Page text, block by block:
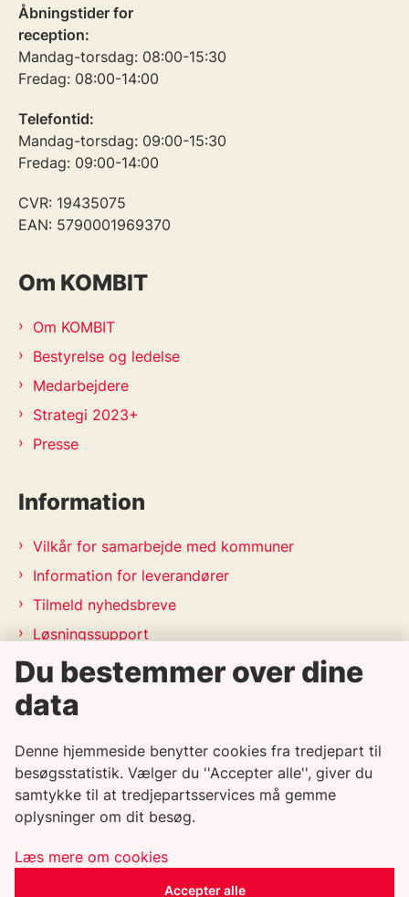
Åbningstider for
reception:
Mandag-torsdag: 08:00-15:30
Fredag: 08:00-14:00
Telefontid:
Mandag-torsdag: 09:00-15:30
Fredag: 09:00-14:00
CVR: 19435075
EAN: 5790001969370
Om KOMBIT
Om KOMBIT
Bestyrelse og ledelse
Medarbejdere
Strategi 2023+
Presse
Information
Vilkår for samarbejde med kommuner
Information for leverandører
Tilmeld nyhedsbreve
Løsningssupport
Releasekalender
APV-handleplan 2026
Genveje
Informationssikkerhedspolitik
Tilgængelighedserklæring
Whistleblowerordning
Du bestemmer over dine
data
Denne hjemmeside benytter cookies fra tredjepart til
besøgsstatistik. Vælger du ''Accepter alle'', giver du
samtykke til at tredjepartsservices må gemme
oplysninger om dit besøg.
Læs mere om cookies
Accepter alle